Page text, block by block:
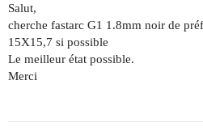
Salut,
cherche fastarc G1 1.8mm noir de
15X15,7 si possible
Le meilleur état possible.
Merci